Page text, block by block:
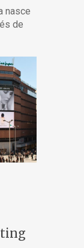
nasce
de